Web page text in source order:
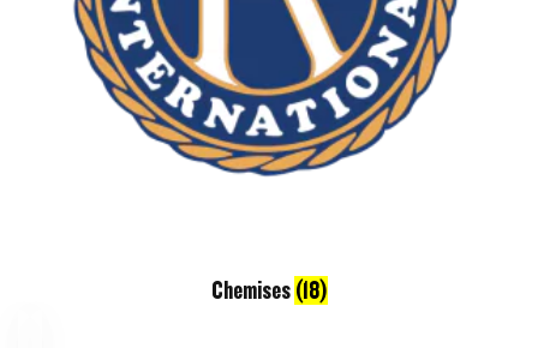
Chemises (18)